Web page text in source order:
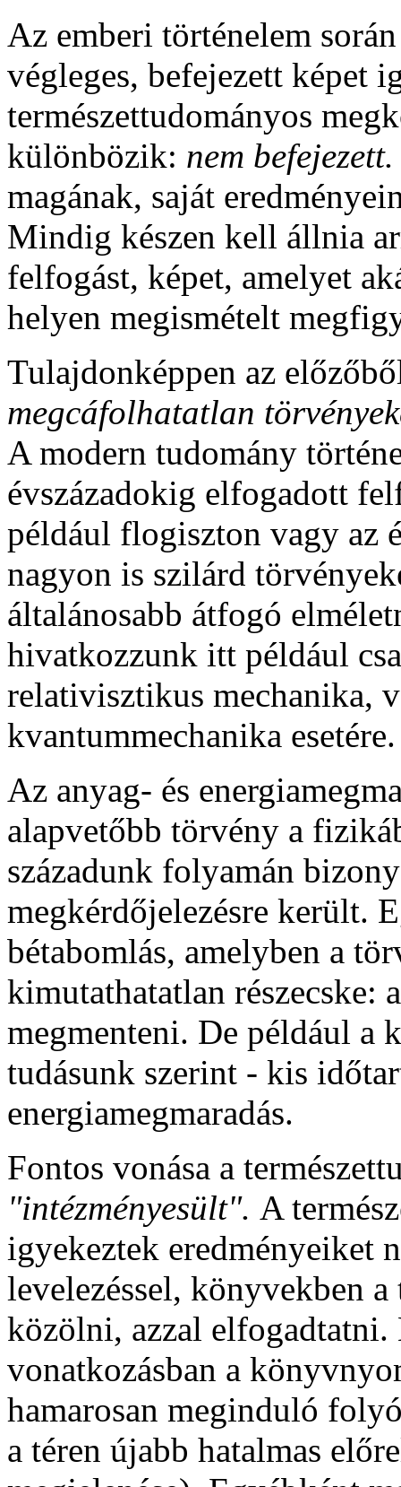
Az emberi történelem
végleges, befejezett képet
természettudományos
különbözik: nem
magának, saját
Mindig készen kell állnia
felfogást, képet, amelyet
helyen megismételt
Tulajdonképpen az
megcáfolhatatlan
A modern tudomány
évszázadokig elfogadott
például flogiszton vagy az
nagyon is szilárd
általánosabb átfogó
hivatkozzunk itt például
relativisztikus mechanika,
kvantummechanika esetére.
Az anyag- és
alapvetőbb törvény a
századunk folyamán
megkérdőjelezésre került.
bétabomlás, amelyben a
kimutathatatlan részecske:
megmenteni. De például a
tudásunk szerint - kis
energiamegmaradás.
Fontos vonása a
"intézményesült". A
igyekeztek eredményeiket
levelezéssel, könyvekben
közölni, azzal elfogadtatni.
vonatkozásban a
hamarosan meginduló
a téren újabb hatalmas